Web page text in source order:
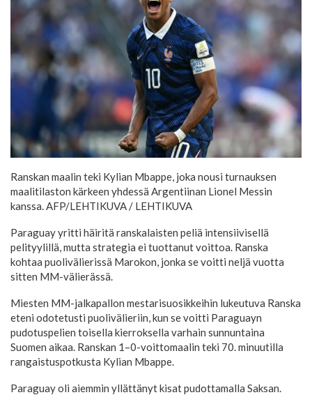
Ranskan maalin teki Kylian Mbappe, joka nousi turnauksen
maalitilaston kärkeen yhdessä Argentiinan Lionel Messin
kanssa. AFP/LEHTIKUVA/ LEHTIKUVA
Paraguay yritti häiritä ranskalaisten peliä intensiivisellä
pelityylillä, mutta strategia ei tuottanut voittoa. Ranska
kohtaa puolivälierissä Marokon, jonka se voitti neljä vuotta
sitten MM-välierässä.
Miesten MM-jalkapallon mestarisuosikkeihin lukeutuva Ranska
eteni odotetusti puolivälieriin, kun se voitti Paraguayn
pudotuspelien toisella kierroksella varhain sunnuntaina
Suomen aikaa. Ranskan 1–0-voittomaalin teki 70. minuutilla
rangaistuspotkusta Kylian Mbappe.
Paraguay oli aiemmin yllättänyt kisat pudottamalla Saksan.